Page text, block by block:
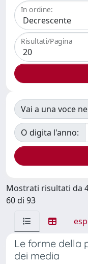
In ordine:
Risultati/Pagina
Vai a una voce
O digita l'anno:
Mostrati risultati da
60 di 93
Le forme della
dei media